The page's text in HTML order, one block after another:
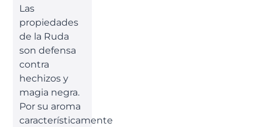
Las
propiedades
de la Ruda
son defensa
contra
hechizos y
magia negra.
Por su aroma
característicamente